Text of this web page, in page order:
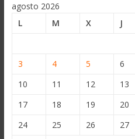
agosto 2026
L
M X J
3
4 5 6
10
11 12 13
17
18 19 20
24
25 26 27